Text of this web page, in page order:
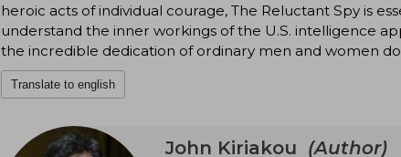
heroic acts of individual courage, The Reluctant Spy is
understand the inner workings of the U.S. intelligence
the incredible dedication of ordinary men and women
Translate to english
John Kiriakou (Author)